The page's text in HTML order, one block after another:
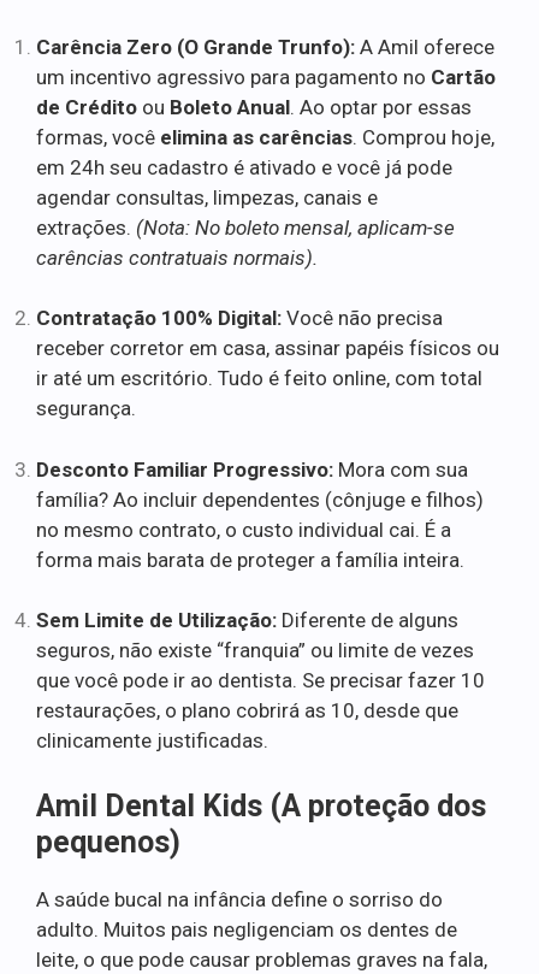
Carência Zero (O Grande Trunfo): A Amil oferece
um incentivo agressivo para pagamento no Cartão
de Crédito ou Boleto Anual. Ao optar por essas
formas, você elimina as carências. Comprou hoje,
em 24h seu cadastro é ativado e você já pode
agendar consultas, limpezas, canais e
extrações. (Nota: No boleto mensal, aplicam-se
carências contratuais normais).
Contratação 100% Digital: Você não precisa
receber corretor em casa, assinar papéis físicos ou
ir até um escritório. Tudo é feito online, com total
segurança.
Desconto Familiar Progressivo: Mora com sua
família? Ao incluir dependentes (cônjuge e filhos)
no mesmo contrato, o custo individual cai. É a
forma mais barata de proteger a família inteira.
Sem Limite de Utilização: Diferente de alguns
seguros, não existe “franquia” ou limite de vezes
que você pode ir ao dentista. Se precisar fazer 10
restaurações, o plano cobrirá as 10, desde que
clinicamente justificadas.
Amil Dental Kids (A proteção dos
pequenos)
A saúde bucal na infância define o sorriso do
adulto. Muitos pais negligenciam os dentes de
leite, o que pode causar problemas graves na fala,